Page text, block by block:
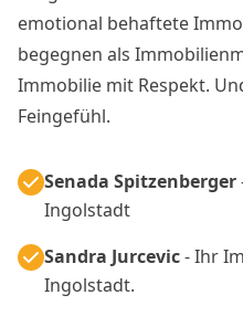
mit Charakter
Ob geerbtes Elternhaus